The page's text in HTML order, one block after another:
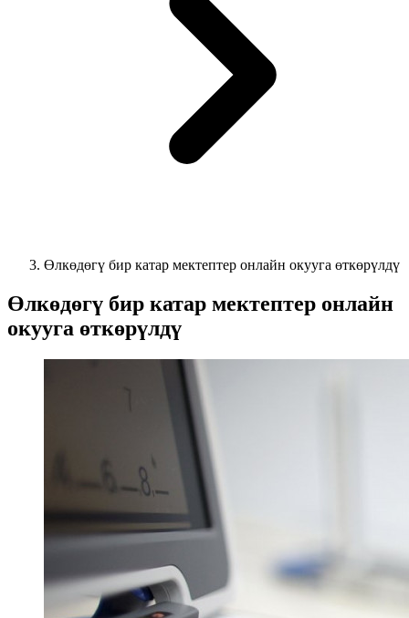
Өлкөдөгү бир катар мектептер онлайн окууга өткөрүлдү
Өлкөдөгү бир катар мектептер онлайн
окууга өткөрүлдү